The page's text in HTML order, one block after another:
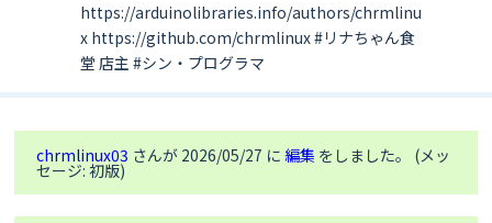
https://arduinolibraries.info/authors/chrmlinu
x https://github.com/chrmlinux #リナちゃん食
堂 店主 #シン・プログラマ
chrmlinux03 さんが 2026/05/27 に編集 をしました。 (メッ
セージ: 初版)